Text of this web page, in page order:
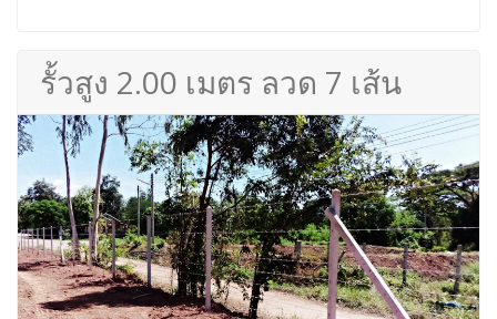
รั้วสูง 2.00 เมตร ลวด 7 เส้น